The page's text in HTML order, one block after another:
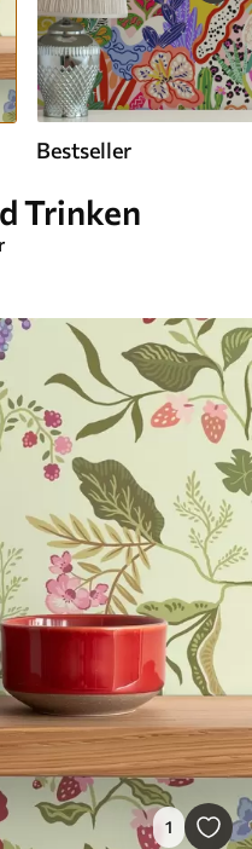
Bestseller
Trinken
1